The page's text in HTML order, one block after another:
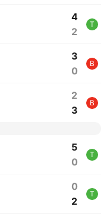
4
2
T
3
0
B
2
3
B
5
0
T
0
2
T